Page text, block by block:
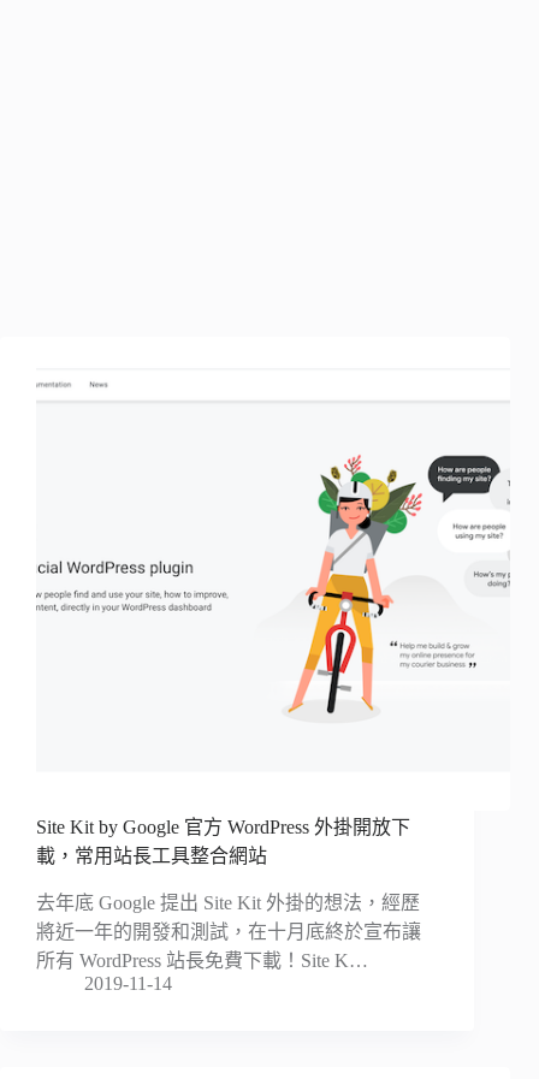
Site Kit by Google 官方 WordPress 外掛開放下
載，常用站長工具整合網站
去年底 Google 提出 Site Kit 外掛的想法，經歷
將近一年的開發和測試，在十月底終於宣布讓
所有 WordPress 站長免費下載！Site K…
2019-11-14